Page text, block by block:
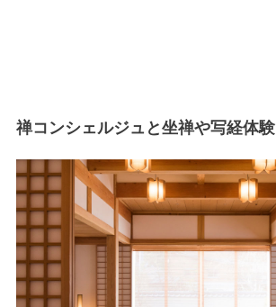
禅コンシェルジュと坐禅や写経体験